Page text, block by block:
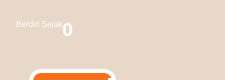
Berdiri Sejak0